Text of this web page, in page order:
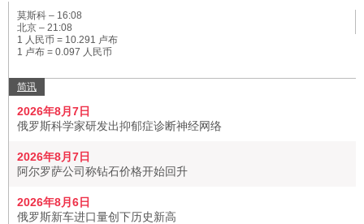
莫斯科 – 16:08
北京 – 21:08
1 人民币 = 10.291 卢布
1 卢布 = 0.097 人民币
简讯
2026年8月7日
俄罗斯科学家研发出抑郁症诊断神经网络
2026年8月7日
阿尔罗萨公司称钻石价格开始回升
2026年8月6日
俄罗斯新车进口量创下历史新高